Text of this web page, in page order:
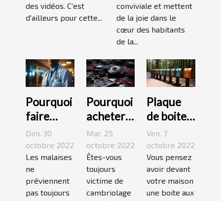
des vidéos. C'est
d'ailleurs pour cette...
conviviale et mettent
de la joie dans le
cœur des habitants
de la...
Pourquoi
faire
appel à
une
maison
médicale
de garde
Dim. 30
octobre 2022
Les malaises
ne
préviennent
pas toujours
Pourquoi
acheter
une
caméra
espion ?
Mar. 25
octobre 2022
Êtes-vous
toujours
victime de
cambriolage
Plaque
de boite
aux
lettres :3
conseils
pour bien
choisir un
Ven. 7
octobre 2022
Vous pensez
avoir devant
votre maison
une boite aux